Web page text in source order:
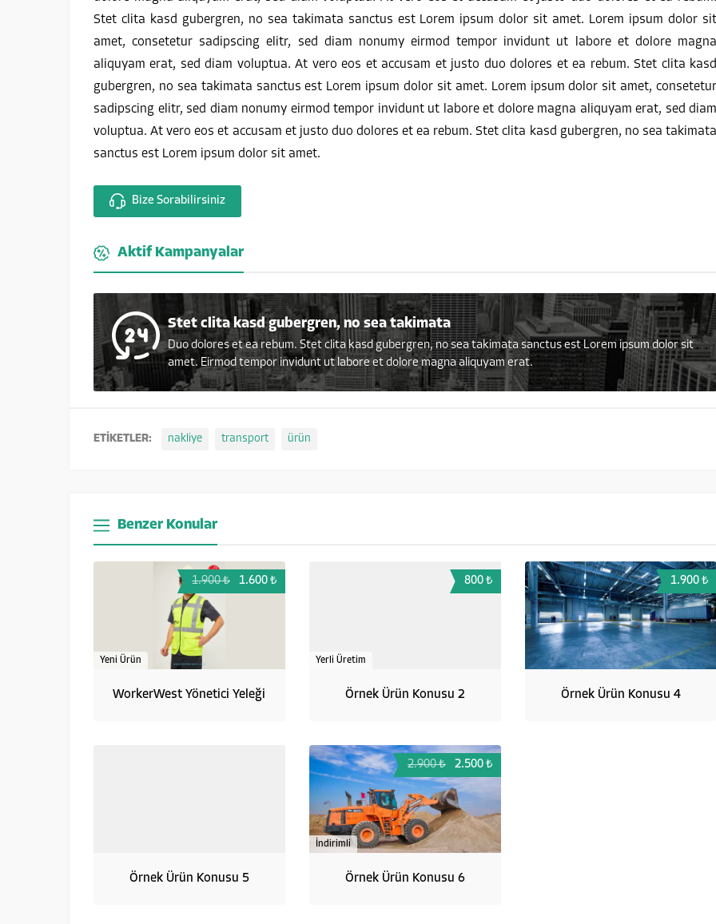
Stet clita kasd gubergren, no sea takimata sanctus est Lorem ipsum dolor sit amet. Lorem ipsum dolor sit
amet, consetetur sadipscing elitr, sed diam nonumy eirmod tempor invidunt ut labore et dolore magna
aliquyam erat, sed diam voluptua. At vero eos et accusam et justo duo dolores et ea rebum. Stet clita kasd
gubergren, no sea takimata sanctus est Lorem ipsum dolor sit amet. Lorem ipsum dolor sit amet, consetetur
sadipscing elitr, sed diam nonumy eirmod tempor invidunt ut labore et dolore magna aliquyam erat, sed diam
voluptua. At vero eos et accusam et justo duo dolores et ea rebum. Stet clita kasd gubergren, no sea takimata
sanctus est Lorem ipsum dolor sit amet.
Bize Sorabilirsiniz
Aktif Kampanyalar
Stet clita kasd gubergren, no sea takimata
Duo dolores et ea rebum. Stet clita kasd gubergren, no sea takimata sanctus est Lorem ipsum dolor sit
amet. Eirmod tempor invidunt ut labore et dolore magna aliquyam erat.
ETİKETLER: nakliye transport ürün
Benzer Konular
Yeni Ürün
1.900 ₺ 1.600 ₺
WorkerWest Yönetici Yeleği
Yerli Üretim
800 ₺
Örnek Ürün Konusu 2
1.900 ₺
Örnek Ürün Konusu 4
Örnek Ürün Konusu 5
İndirimli
2.900 ₺ 2.500 ₺
Örnek Ürün Konusu 6